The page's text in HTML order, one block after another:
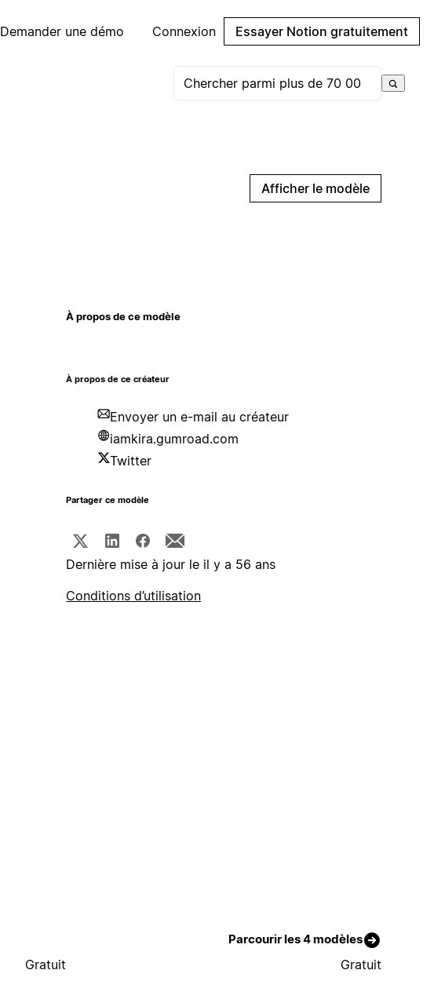
Demander une démo Connexion Essayer Notion gratuitement
Afficher le modèle
À propos de ce modèle
À propos de ce créateur
Envoyer un e-mail au créateur
iamkira.gumroad.com
Twitter
Partager ce modèle
Dernière mise à jour le il y a 56 ans
Conditions d’utilisation
Parcourir les 4 modèles
Gratuit Gratuit